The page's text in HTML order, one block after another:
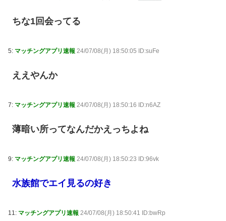
ちな1回会ってる
5: マッチングアプリ速報 24/07/08(月) 18:50:05 ID:suFe
ええやんか
7: マッチングアプリ速報 24/07/08(月) 18:50:16 ID:n6AZ
薄暗い所ってなんだかえっちよね
9: マッチングアプリ速報 24/07/08(月) 18:50:23 ID:96vk
水族館でエイ見るの好き
11: マッチングアプリ速報 24/07/08(月) 18:50:41 ID:bwRp